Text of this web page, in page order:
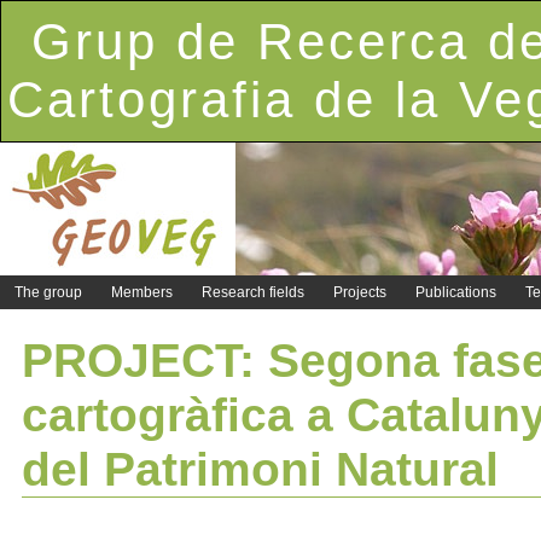
Grup de Recerca
Cartografia de la
The group Members Research fields Projects Publications
PROJECT: Segona
cartogràfica a
del Patrimoni Natural